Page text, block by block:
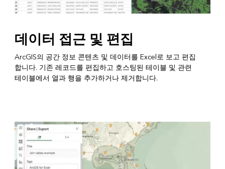
데이터 접근 및 편집
ArcGIS의 공간 정보 콘텐츠 및 데이터를 Excel로 보고 편집
합니다. 기존 레코드를 편집하고 호스팅된 테이블 및 관련
테이블에서 열과 행을 추가하거나 제거합니다.